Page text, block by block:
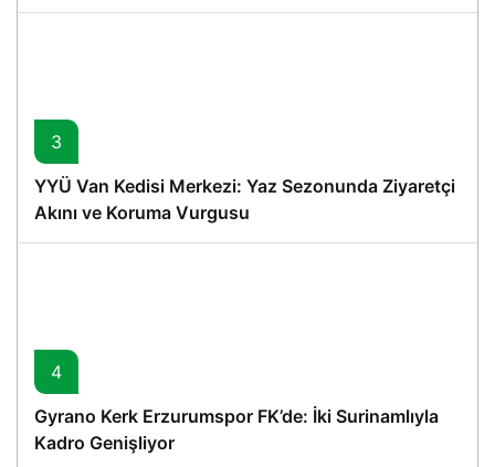
3
YYÜ Van Kedisi Merkezi: Yaz Sezonunda Ziyaretçi
Akını ve Koruma Vurgusu
4
Gyrano Kerk Erzurumspor FK’de: İki Surinamlıyla
Kadro Genişliyor